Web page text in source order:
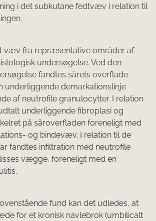
i det subkutane fedtvæv i relation til
væv fra repræsentative områder af
undersøgelse. Ved den
fandtes sårets overflade
underliggende demarkationslinje
af neutrofile granulocytter. I relation
underliggende fibroplasi og
på såroverfladen foreneligt med
og bindevæv. I relation til de
fandtes infiltration med neutrofile
vægge, foreneligt med en
fund kan det udledes, at
for et kronisk navlebrok (umbilicalt